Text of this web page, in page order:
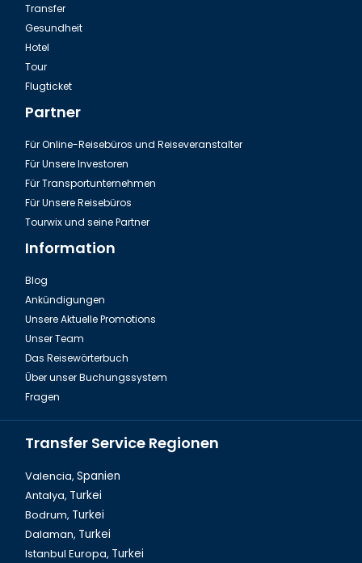
In Aserbaidschan kennt jeder Sheki Pitisi
Transfer
Gesundheit
Hotel
Tour
Flugticket
Partner
Für Online-Reisebüros und Reiseveranstalter
Für Unsere Investoren
Für Transportunternehmen
Für Unsere Reisebüros
Tourwix und seine Partner
Information
Blog
Ankündigungen
Unsere Aktuelle Promotions
Unser Team
Das Reisewörterbuch
Über unser Buchungssystem
Fragen
Transfer Service Regionen
Valencia, Spanien
Antalya, Turkei
Bodrum, Turkei
Dalaman, Turkei
Istanbul Europa, Turkei